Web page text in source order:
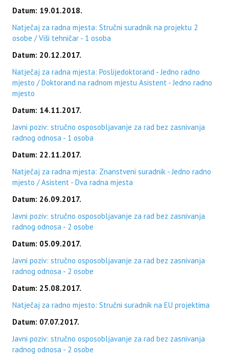
Datum: 19.01.2018.
Natječaj za radna mjesta: Stručni suradnik na projektu 2
osobe / Viši tehničar - 1 osoba
Datum: 20.12.2017.
Natječaj za radna mjesta: Poslijedoktorand - Jedno radno
mjesto / Doktorand na radnom mjestu Asistent - Jedno radno
mjesto
Datum: 14.11.2017.
Javni poziv: stručno osposobljavanje za rad bez zasnivanja
radnog odnosa - 1 osoba
Datum: 22.11.2017.
Natječaj za radna mjesta: Znanstveni suradnik - Jedno radno
mjesto / Asistent - Dva radna mjesta
Datum: 26.09.2017.
Javni poziv: stručno osposobljavanje za rad bez zasnivanja
radnog odnosa - 2 osobe
Datum: 05.09.2017.
Javni poziv: stručno osposobljavanje za rad bez zasnivanja
radnog odnosa - 2 osobe
Datum: 25.08.2017.
Natječaj za radno mjesto: Stručni suradnik na EU projektima
Datum: 07.07.2017.
Javni poziv: stručno osposobljavanje za rad bez zasnivanja
radnog odnosa - 2 osobe